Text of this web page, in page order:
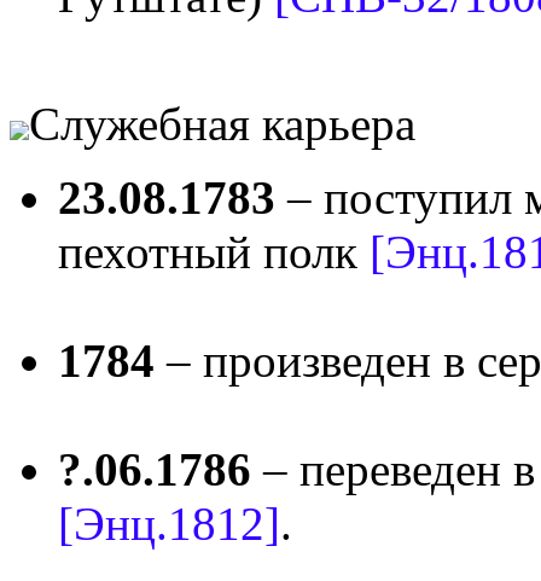
Служебная карьера
23.08.1783 – поступил
пехотный полк
1784 – произведен в
?.06.1786 – переведен
[Энц.1812].